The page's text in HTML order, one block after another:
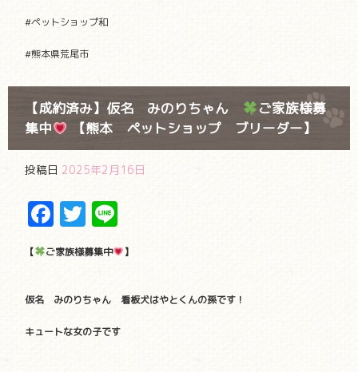
#ペットショップ和
#熊本県荒尾市
【成約済み】仮名 みのりちゃん
ご家族様募
集中
【熊本 ペットショップ ブリーダー】
投稿日 2025年2月16日
Facebook
Twitter
【 ご家族様募集中 】
仮名 みのりちゃん 看板犬はやとくんの孫です！
キュートな女の子です